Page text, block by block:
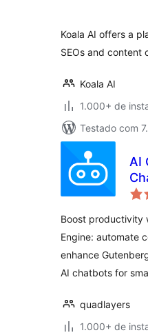
Koala AI offers a
SEOs and content
Koala AI
1.000+ de
Testado com
AI
AI
Boost productivity
Engine: automate
enhance
AI chatbots for
quadlayers
1.000+ de